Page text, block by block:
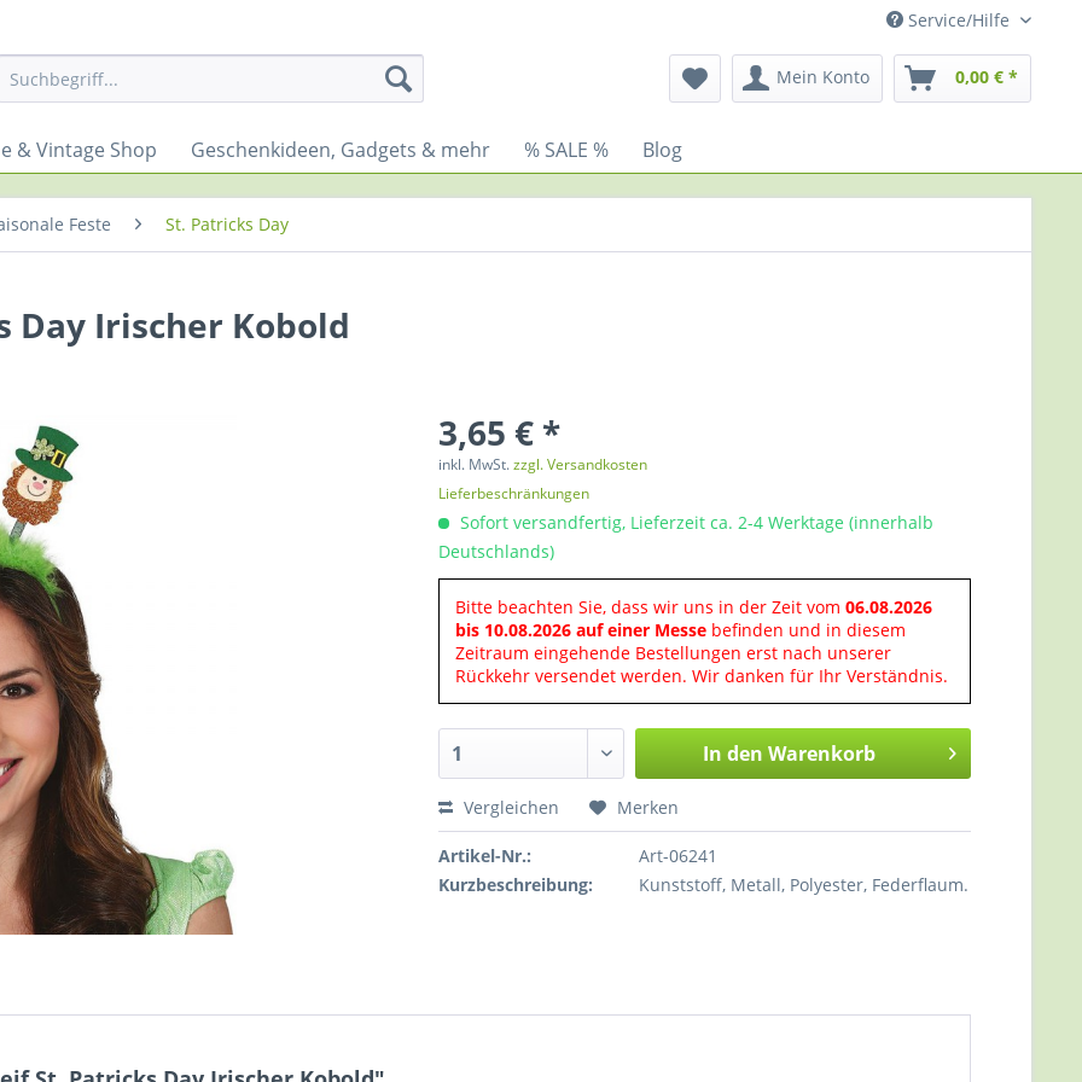
Service/Hilfe
Mein Konto 0,00 € *
& Vintage Shop Geschenkideen, Gadgets & mehr % SALE % Blog
Feste St. Patricks Day
Day Irischer Kobold
3,65 € *
inkl. MwSt.zzgl. Versandkosten
Lieferbeschränkungen
Sofort versandfertig, Lieferzeit ca. 2-4 Werktage (innerhalb
Deutschlands)
Bitte beachten Sie, dass wir uns in der Zeit vom06.08.2026
bis 10.08.2026 auf einer Messe befinden und in diesem
Zeitraum eingehende Bestellungen erst nach unserer
Rückkehr versendet werden. Wir danken für Ihr Verständnis.
In den Warenkorb
Vergleichen Merken
Artikel-Nr.:
Art-06241
Kurzbeschreibung:
Kunststoff, Metall, Polyester, Federflaum.